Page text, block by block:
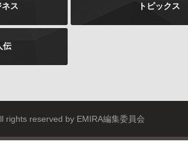
ス トピックス
伝
rights reserved by EMIRA編集委員会